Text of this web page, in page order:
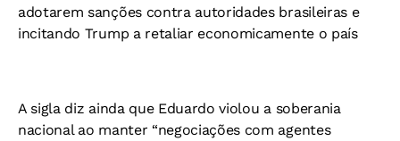
adotarem sanções contra autoridades brasileiras e
incitando Trump a retaliar economicamente o país
A sigla diz ainda que Eduardo violou a soberania
nacional ao manter “negociações com agentes